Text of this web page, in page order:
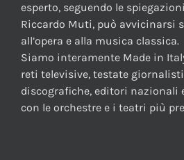
esperto, seguendo le
Riccardo Muti, può avvicinarsi
all’opera e alla musica classica.
Siamo interamente Made in
reti televisive, testate
discografiche, editori nazionali
con le orchestre e i teatri più